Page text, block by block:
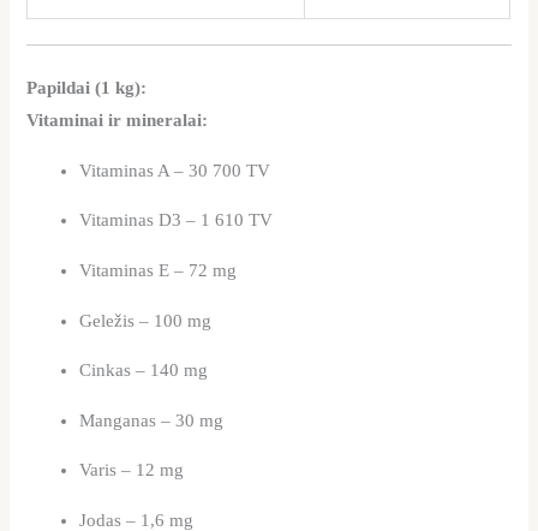
Papildai (1 kg):
Vitaminai ir mineralai:
Vitaminas A – 30 700 TV
Vitaminas D3 – 1 610 TV
Vitaminas E – 72 mg
Geležis – 100 mg
Cinkas – 140 mg
Manganas – 30 mg
Varis – 12 mg
Jodas – 1,6 mg